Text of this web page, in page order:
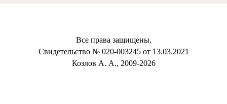
Все права защищены.
Свидетельство № 020-003245 от 13.03.2021
Козлов А. А., 2009-2026